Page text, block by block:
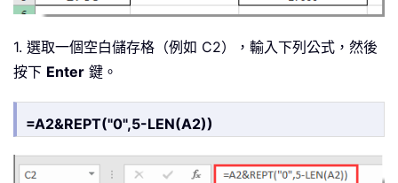
1. 選取一個空白儲存格（例如 C2），輸入下列公式，然後
按下 Enter 鍵。
=A2&REPT("0",5-LEN(A2))